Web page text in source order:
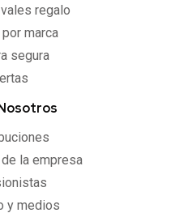
regalo
marca
segura
la empresa
y medios